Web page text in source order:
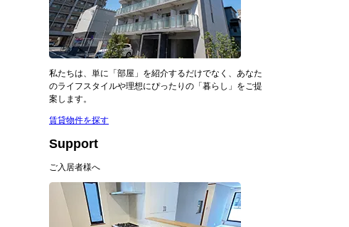
私たちは、単に「部屋」を紹介するだけでなく、あなた
のライフスタイルや理想にぴったりの「暮らし」をご提
案します。
賃貸物件を探す
Support
ご入居者様へ